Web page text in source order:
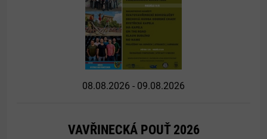
08.08.2026 - 09.08.2026
VAVŘINECKÁ POUŤ 2026